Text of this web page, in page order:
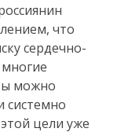
что
сердечно-
можно
системно
цели уже